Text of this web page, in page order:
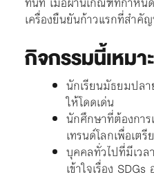
เครื่องยืนยันก้าวแรกที่สำคั
กิจกรรมนี้เหมา
นักเรียนมัธยมปล
ให้โดดเด่น
นักศึกษาที่ต้องการ
เทรนด์โลกเพื่อเต
บุคคลทั่วไปที่มีเว
เข้าใจเรื่อง